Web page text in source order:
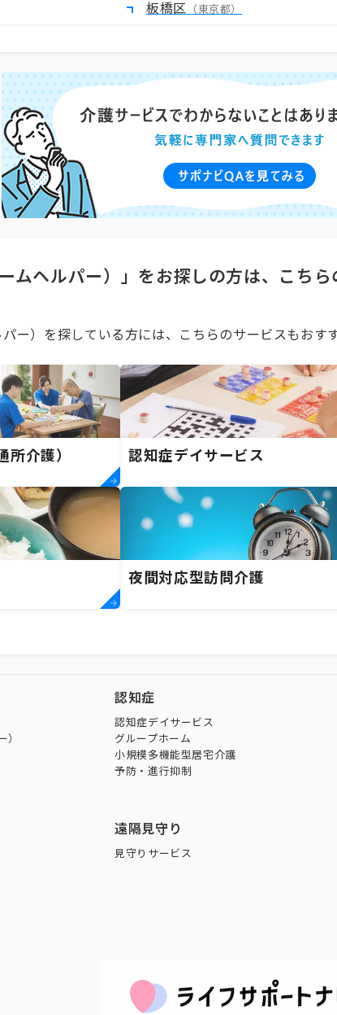
板橋区 （東京都）
ムヘルパー）」をお探しの方は、こち
ー）を探している方には、こちらのサービスもおす
所介護） 認知症デイサービス
夜間対応型訪問介護
）
認知症
認知症デイサービス
グループホーム
小規模多機能型居宅介護
予防・進行抑制
遠隔見守り
見守りサービス